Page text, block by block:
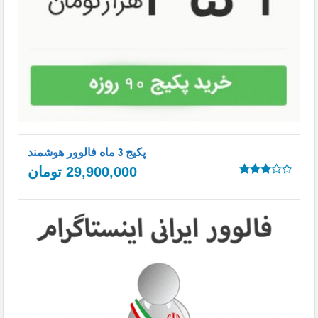
پکیج 3 ماه فالوور هوشمند
29,900,000 تومان
3.00
out of